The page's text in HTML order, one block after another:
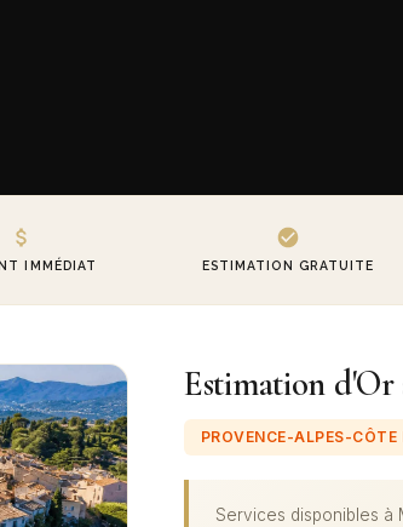
IMMÉDIAT ESTIMATION GRATUITE
Estimation d'Or
PROVENCE-ALPES-CÔTE
Services disponibles à